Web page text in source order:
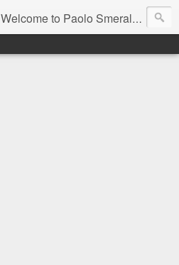
Welcome to Paolo Smeraldi's website, online since 2002. Consigliere comunale a Sestri Levante.